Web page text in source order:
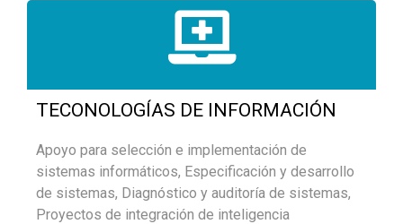
TECONOLOGÍAS DE INFORMACIÓN
Apoyo para selección e implementación de
sistemas informáticos, Especificación y desarrollo
de sistemas, Diagnóstico y auditoría de sistemas,
Proyectos de integración de inteligencia